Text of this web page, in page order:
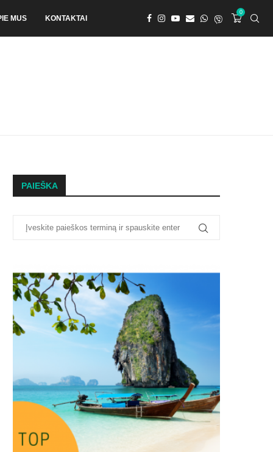
MUS KONTAKTAI
0
PAIEŠKA